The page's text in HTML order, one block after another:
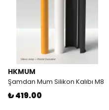
HKMUM
Şamdan Mum Silikon Kalıbı M8
₺ 419.00